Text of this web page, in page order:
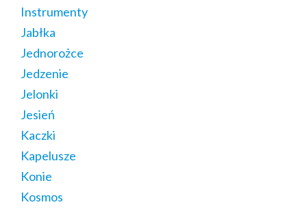
Instrumenty
Jabłka
Jednorożce
Jedzenie
Jelonki
Jesień
Kaczki
Kapelusze
Konie
Kosmos